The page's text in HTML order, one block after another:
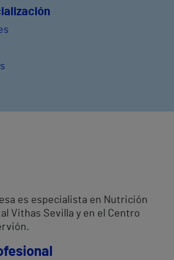
es especialista en Nutrición
Vithas Sevilla y en el Centro